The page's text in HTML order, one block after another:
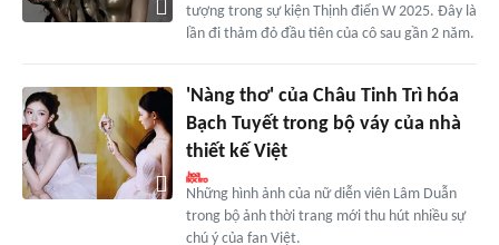
tượng trong sự kiện Thịnh điển W 2025. Đây là
lần đi thảm đỏ đầu tiên của cô sau gần 2 năm.
'Nàng thơ' của Châu Tinh Trì hóa
Bạch Tuyết trong bộ váy của nhà
thiết kế Việt
Những hình ảnh của nữ diễn viên Lâm Duẫn
trong bộ ảnh thời trang mới thu hút nhiều sự
chú ý của fan Việt.